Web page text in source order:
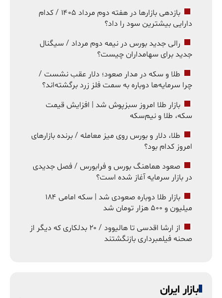
بازدهی بازارها در هفته دوم مرداد ۱۴۰۵ / کدام
دارایی بیشترین سود را داد؟
رالی جدید بورس در نیمه دوم مرداد / سیگنال
جدید برای سهامداران چیست؟
طلا و سکه در مدار صعود؛ دلار عقب نشست /
چرا سرمایه‌ها دوباره به سمت فلز زرد برگشته‌اند؟
بازار طلا امروز سبزپوش شد | افزایش قیمت
سکه، طلا و نیم‌سکه
طلا، دلار و بورس روی میز معامله / برنده بازارهای
امروز کدام بود؟
صعود هماهنگ بورس و فرابورس / فصل جدیدی
در بازار سرمایه آغاز شده است؟
بازار طلا دوباره صعودی شد | سکه امامی ۱۸۴
میلیون و ۵۰۰ هزار تومان شد
از ارشا اقدسی تا هالیوود / ۲۰ بدلکاری که دیگر از
صحنه فیلمبرداری بازنگشتند
بازار ایران